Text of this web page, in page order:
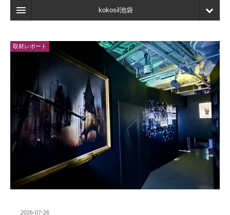
kokosil池袋
地图
口碑
我的页面
书签
取材レポート
2026-07-26